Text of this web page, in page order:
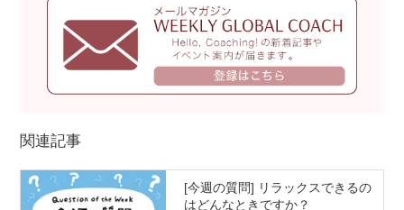
関連記事
[今週の質問] リラックスできるの
はどんなときですか？